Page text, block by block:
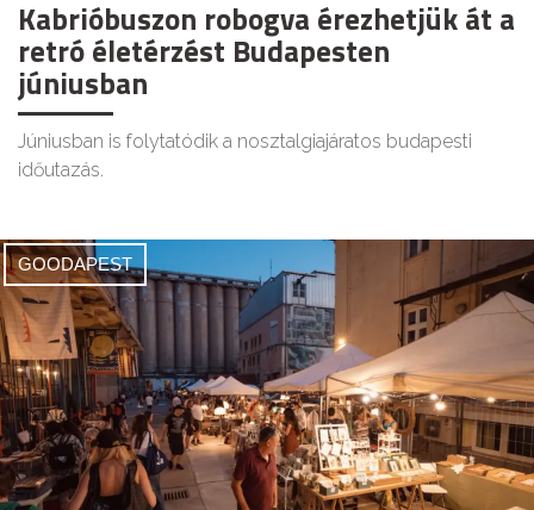
Kabrióbuszon robogva érezhetjük át a
retró életérzést Budapesten
júniusban
Júniusban is folytatódik a nosztalgiajáratos budapesti
időutazás.
GOODAPEST